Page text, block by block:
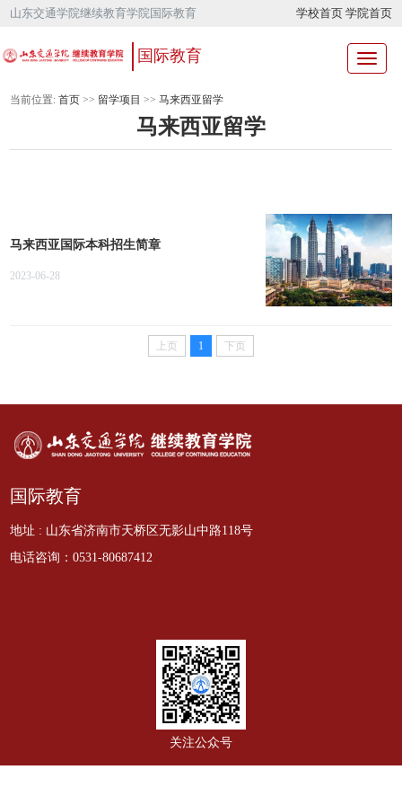
山东交通学院继续教育学院国际教育 学校首页 学院首页
国际教育
当前位置:首页 >> 留学项目 >>马来西亚留学
马来西亚留学
马来西亚国际本科招生简章
2023-06-28
上页 1 下页
国际教育
地址 : 山东省济南市天桥区无影山中路118号
电话咨询：0531-80687412
关注公众号